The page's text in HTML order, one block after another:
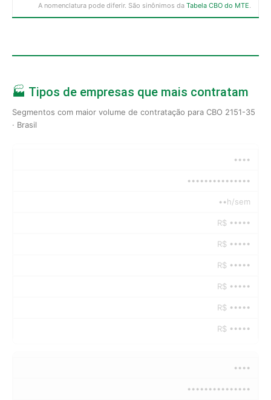
A nomenclatura pode diferir. São sinônimos da Tabela CBO do MTE.
🏭 Tipos de empresas que mais contratam
Segmentos com maior volume de contratação para CBO 2151-35
· Brasil
••••
•••••••••••••••
••h/sem
R$ •••••
R$ •••••
R$ •••••
R$ •••••
R$ •••••
R$ •••••
••••
•••••••••••••••